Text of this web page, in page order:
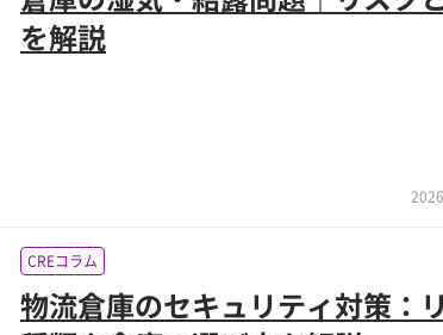
を解説
CREコラム
物流倉庫のセキュリティ対策：